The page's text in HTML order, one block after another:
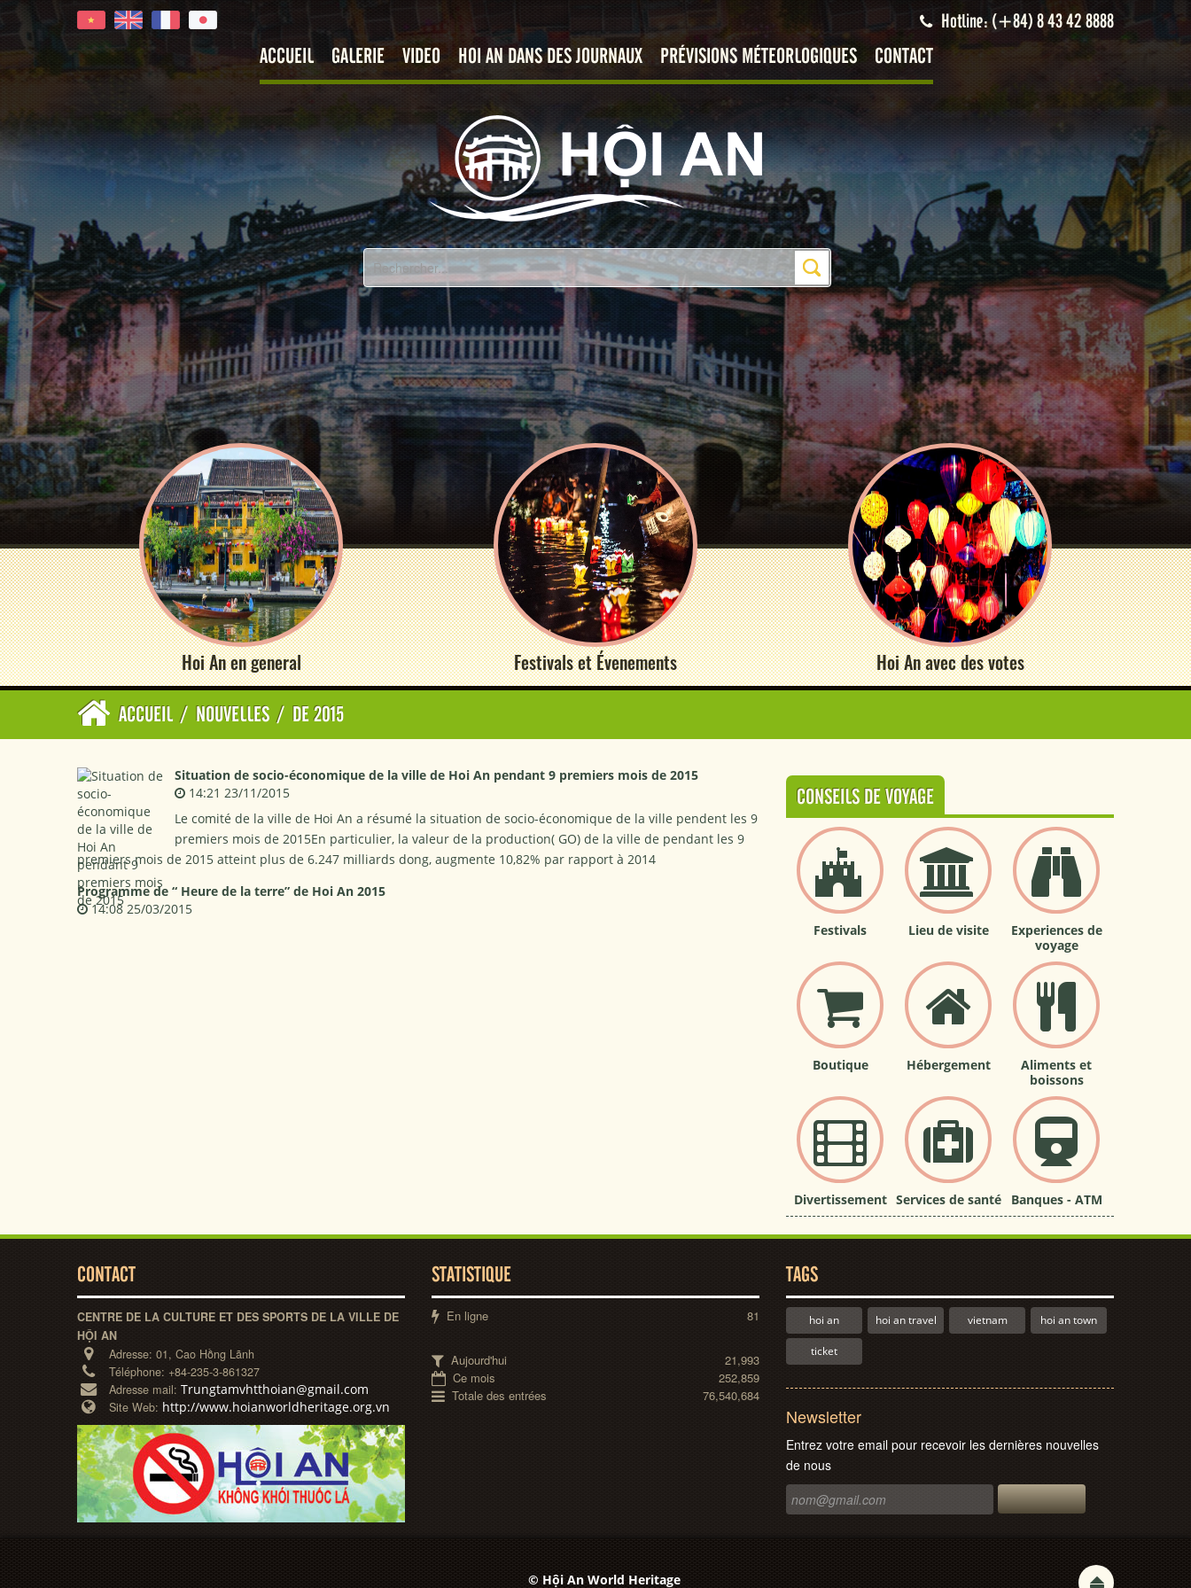
Hotline: (+84) 8 43 42 8888
ACCUEIL GALERIE VIDEO HOI AN DANS DES JOURNAUX PRÉVISIONS MÉTEORLOGIQUES CONTACT
Hoi An en general Festivals et Évenements Hoi An avec des votes
ACCUEIL / NOUVELLES / DE 2015
Situation de socio-économique de la ville de Hoi An pendant 9 premiers mois de 2015
14:21 23/11/2015
Le comité de la ville de Hoi An a résumé la situation de socio-économique de la ville pendent les 9
premiers mois de 2015En particulier, la valeur de la production( GO) de la ville de pendant les 9
premiers mois de 2015 atteint plus de 6.247 milliards dong, augmente 10,82% par rapport à 2014
Programme de “ Heure de la terre” de Hoi An 2015
14:08 25/03/2015
CONSEILS DE VOYAGE
Festivals Lieu de visite
Experiences de
voyage
Boutique Hébergement
Aliments et
boissons
Divertissement Services de santé Banques - ATM
CONTACT
CENTRE DE LA CULTURE ET DES SPORTS DE LA VILLE DE
HỘI AN
Adresse: 01, Cao Hồng Lãnh
Téléphone: +84-235-3-861327
Adresse mail: Trungtamvhtthoian@gmail.com
Site Web: http://www.hoianworldheritage.org.vn
STATISTIQUE
En ligne 81
Aujourd'hui
21,993
Ce mois
252,859
Totale des entrées
76,540,684
TAGS
hoi an hoi an travel vietnam hoi an town
ticket
Newsletter
Entrez votre email pour recevoir les dernières nouvelles
de nous
© Hội An World Heritage